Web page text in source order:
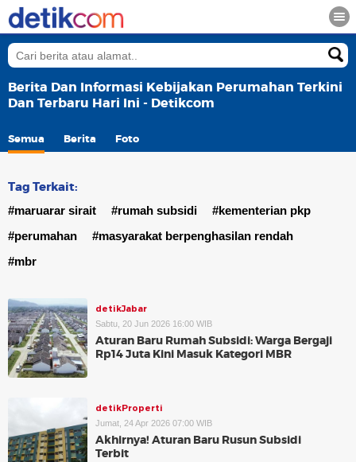
Berita Dan Informasi Kebijakan Perumahan Terkini
Dan Terbaru Hari Ini - Detikcom
Semua Berita Foto
Tag Terkait:
#maruarar sirait #rumah subsidi
#kementerian pkp
#perumahan
#masyarakat berpenghasilan rendah
#mbr
detikJabar
Sabtu, 20 Jun 2026 16:00 WIB
Aturan Baru Rumah Subsidi: Warga Bergaji
Rp14 Juta Kini Masuk Kategori MBR
detikProperti
Jumat, 24 Apr 2026 07:00 WIB
Akhirnya! Aturan Baru Rusun Subsidi
Terbit